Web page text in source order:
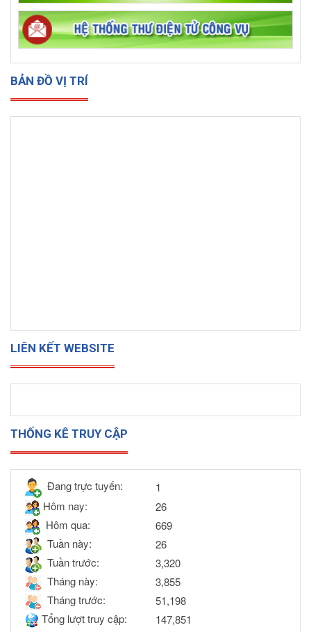
BẢN ĐỒ VỊ TRÍ
LIÊN KẾT WEBSITE
THỐNG KÊ TRUY CẬP
Đang trực tuyến:
1
Hôm nay:
26
Hôm qua:
669
Tuần này:
26
Tuần trước:
3,320
Tháng này:
3,855
Tháng trước:
51,198
Tổng lượt truy cập:
147,851